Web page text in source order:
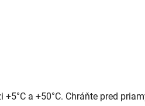
a +50°C. Chráňte pred